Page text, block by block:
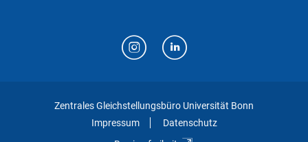
Zentrales Gleichstellungsbüro Universität Bonn
Impressum
Datenschutz